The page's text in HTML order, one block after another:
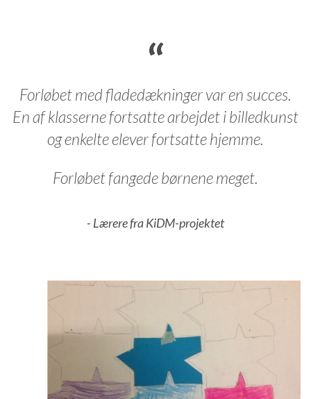
Forløbet med fladedækninger var en succes.
En af klasserne fortsatte arbejdet i billedkunst
og enkelte elever fortsatte hjemme.
Forløbet fangede børnene meget.
- Lærere fra KiDM-projektet